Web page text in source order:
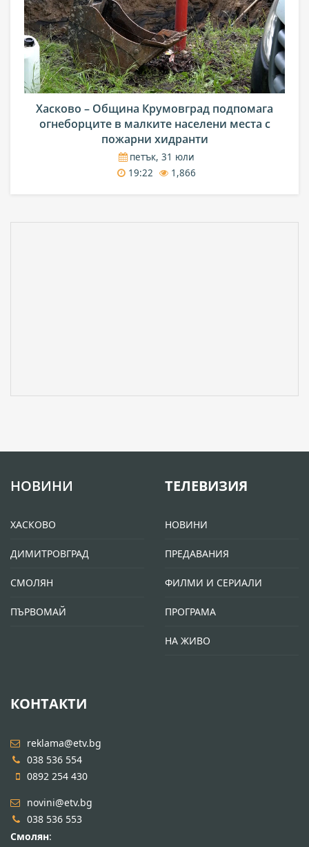
Хасково – Община Крумовград подпомага
огнеборците в малките населени места с
пожарни хидранти
петък, 31 юли
19:22
1,866
НОВИНИ
ХАСКОВО
ДИМИТРОВГРАД
СМОЛЯН
ПЪРВОМАЙ
ТЕЛЕВИЗИЯ
НОВИНИ
ПРЕДАВАНИЯ
ФИЛМИ И СЕРИАЛИ
ПРОГРАМА
НА ЖИВО
КОНТАКТИ
reklama@etv.bg
038 536 554
0892 254 430
novini@etv.bg
038 536 553
Смолян: